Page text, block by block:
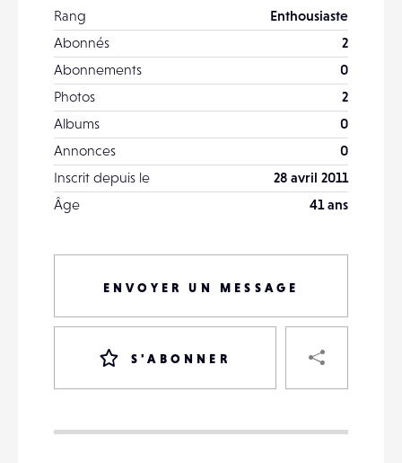
Rang
Enthousiaste
Abonnés
2
Abonnements
0
Photos
2
Albums
0
Annonces
0
Inscrit depuis le
28 avril 2011
Âge
41 ans
ENVOYER UN MESSAGE
S'ABONNER